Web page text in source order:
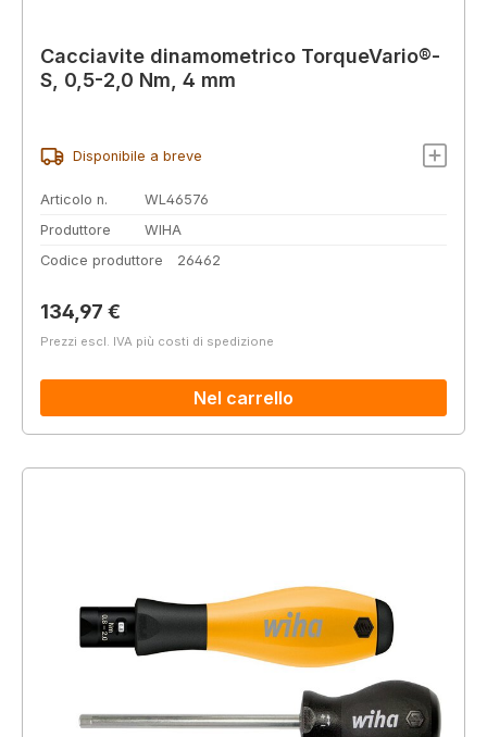
Cacciavite dinamometrico TorqueVario®-
S, 0,5-2,0 Nm, 4 mm
Disponibile a breve
Articolo n.
WL46576
Produttore
WIHA
Codice produttore
26462
Prezzo normale:
134,97 €
Prezzi escl. IVA più costi di spedizione
Nel carrello